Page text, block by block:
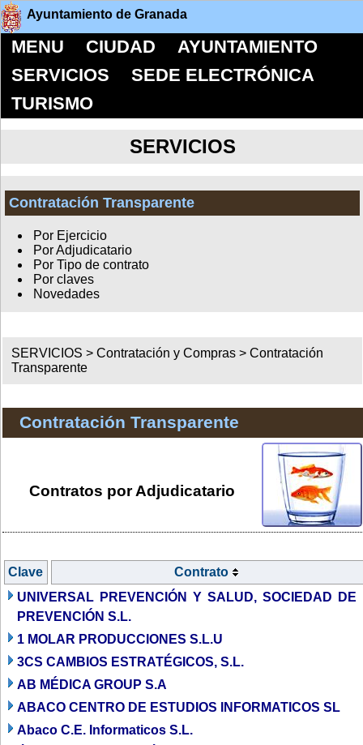
Ayuntamiento de Granada
MENU CIUDAD
AYUNTAMIENTO
SERVICIOS
SEDE ELECTRÓNICA
TURISMO
SERVICIOS
Contratación Transparente
Por Ejercicio
Por Adjudicatario
Por Tipo de contrato
Por claves
Novedades
SERVICIOS >Contratación y Compras >Contratación
Transparente
Contratación Transparente
Contratos por Adjudicatario
Clave
Contrato
UNIVERSAL PREVENCIÓN Y SALUD, SOCIEDAD DE
PREVENCIÓN S.L.
1 MOLAR PRODUCCIONES S.L.U
3CS CAMBIOS ESTRATÉGICOS, S.L.
AB MÉDICA GROUP S.A
ABACO CENTRO DE ESTUDIOS INFORMATICOS SL
Abaco C.E. Informaticos S.L.